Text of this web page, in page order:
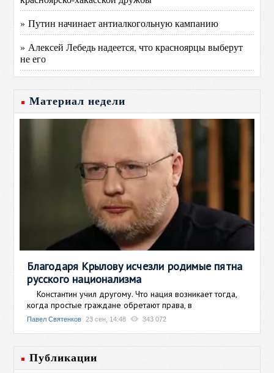
» Путин начинает антиалкогольную кампанию
» Алексей Лебедь надеется, что красноярцы выберут
не его
Материал недели
Благодаря Крылову исчезли родимые пятна
русского национализма
Константин учил другому. Что нация возникает тогда,
когда простые граждане обретают права, в
Павел Святенков 23 сен, 14:48 343 072
Публикации